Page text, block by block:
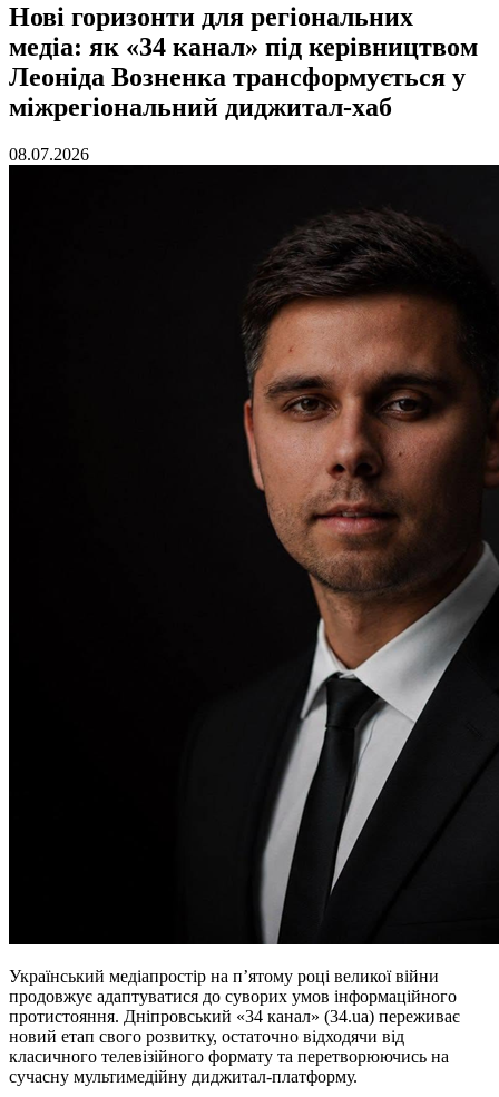
Нові горизонти для регіональних
медіа: як «34 канал» під керівництвом
Леоніда Возненка трансформується у
міжрегіональний диджитал-хаб
08.07.2026
Український медіапростір на п’ятому році великої війни
продовжує адаптуватися до суворих умов інформаційного
протистояння. Дніпровський «34 канал» (34.ua) переживає
новий етап свого розвитку, остаточно відходячи від
класичного телевізійного формату та перетворюючись на
сучасну мультимедійну диджитал-платформу.